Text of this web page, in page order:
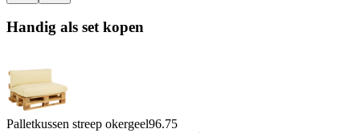
Handig als set kopen
Palletkussen streep okergeel96.75